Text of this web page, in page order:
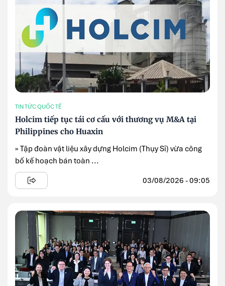
TIN TỨC QUỐC TẾ
Holcim tiếp tục tái cơ cấu với thương vụ M&A tại
Philippines cho Huaxin
» Tập đoàn vật liệu xây dựng Holcim (Thụy Sĩ) vừa công
bố kế hoạch bán toàn ...
03/08/2026 - 09:05